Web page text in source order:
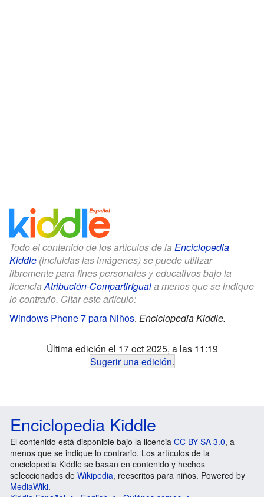
Todo el contenido de los artículos de la Enciclopedia
Kiddle (incluidas las imágenes) se puede utilizar
libremente para fines personales y educativos bajo la
licenciaAtribución-CompartirIguala menos que se indique
lo contrario. Citar este artículo:
Windows Phone 7 para Niños. Enciclopedia Kiddle.
Última edición el 17 oct 2025, a las 11:19
Sugerir una edición.
Enciclopedia Kiddle
El contenido está disponible bajo la licencia CC BY-SA 3.0, a
menos que se indique lo contrario. Los artículos de la
enciclopedia Kiddle se basan en contenido y hechos
seleccionados de Wikipedia, reescritos para niños. Powered by
MediaWiki.